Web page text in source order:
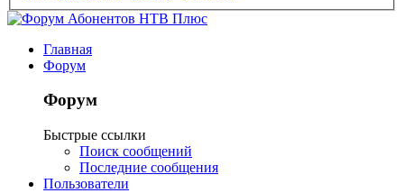
Главная
Форум
Форум
Быстрые ссылки
Поиск сообщений
Последние сообщения
Пользователи